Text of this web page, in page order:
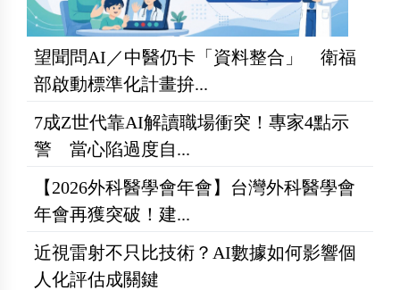
望聞問AI／中醫仍卡「資料整合」 衛福
部啟動標準化計畫拚...
7成Z世代靠AI解讀職場衝突！專家4點示
警 當心陷過度自...
【2026外科醫學會年會】台灣外科醫學會
年會再獲突破！建...
近視雷射不只比技術？AI數據如何影響個
人化評估成關鍵